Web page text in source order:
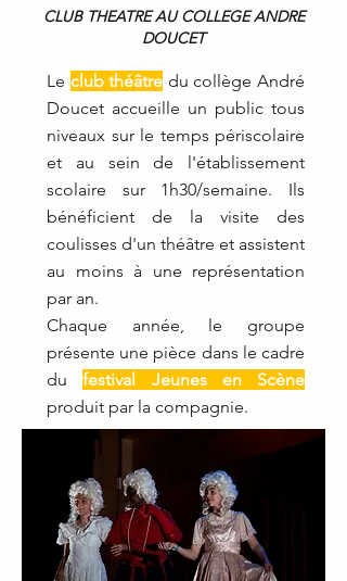
CLUB THEATRE AU COLLEGE ANDRE
DOUCET
Le club théâtre du collège André
Doucet accueille un public tous
niveaux sur le temps périscolaire
et au sein de l'établissement
scolaire sur 1h30/semaine. Ils
bénéficient de la visite des
coulisses d'un théâtre et assistent
au moins à une représentation
par an.
Chaque année, le groupe
présente une pièce dans le cadre
dufestival Jeunes en Scène
produit par la compagnie.